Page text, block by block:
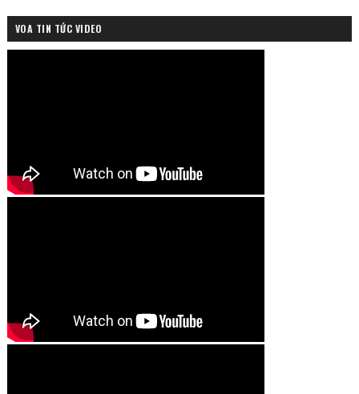
VOA TIN TỨC VIDEO